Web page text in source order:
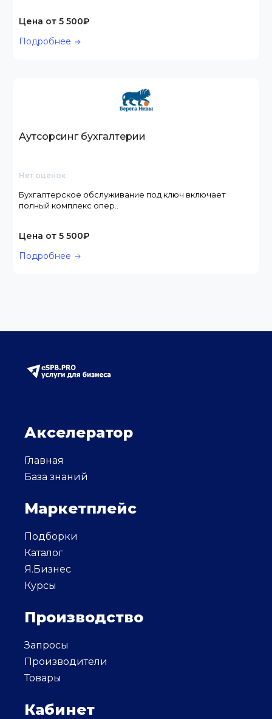
Цена от 5 500₽
Подробнее
Аутсорсинг бухгалтерии
Нет оценок
Бухгалтерское обслуживание под ключ включает
полный комплекс опер..
Цена от 5 500₽
Подробнее
Акселератор
Главная
База знаний
Маркетплейс
Подборки
Каталог
Я.Бизнес
Курсы
Производство
Запросы
Производители
Товары
Кабинет